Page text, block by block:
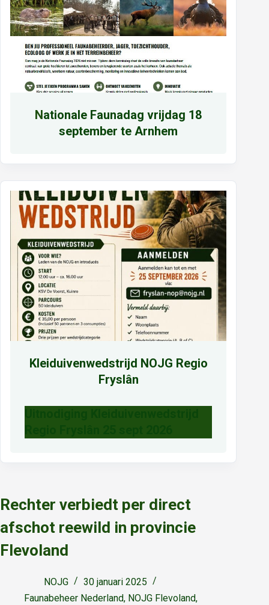
Rechter verbiedt per direct
afschot reewild in provincie
Flevoland
NOJG
30 januari 2025
Faunabeheer Nederland, NOJG Flevoland,
Nationale Faunadag vrijdag 18
september te Arnhem
Kleiduivenwedstrijd NOJG Regio
Fryslân